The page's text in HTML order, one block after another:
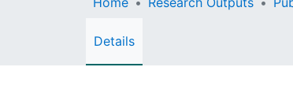
Details